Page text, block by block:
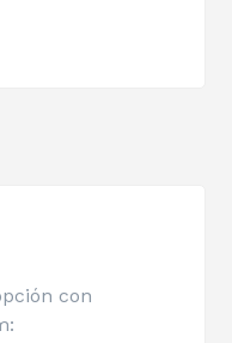
con